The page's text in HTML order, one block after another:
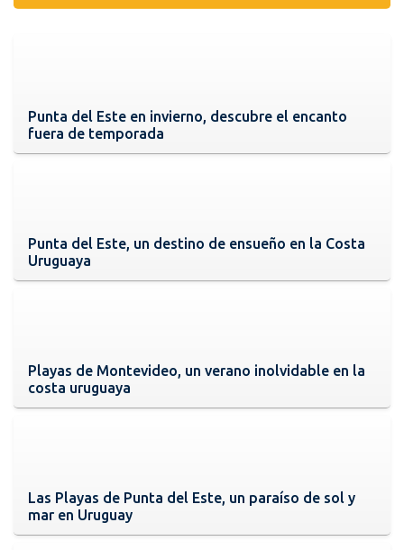
Punta del Este en invierno, descubre el encanto
fuera de temporada
Punta del Este, un destino de ensueño en la Costa
Uruguaya
Playas de Montevideo, un verano inolvidable en la
costa uruguaya
Las Playas de Punta del Este, un paraíso de sol y
mar en Uruguay